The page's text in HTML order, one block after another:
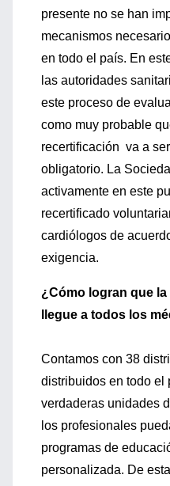
presente no se han
mecanismos
en todo el país. En
las autoridades
este proceso de
como muy probable
recertificación va a
obligatorio. La
activamente en este
recertificado
cardiólogos de
exigencia.
¿Cómo logran que
llegue a todos los
Contamos con 38
distribuidos en todo el
verdaderas unidades
los profesionales
programas de
personalizada. De